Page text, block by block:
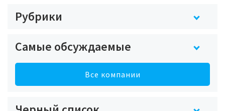
Рубрики
Самые обсуждаемые
Все компании